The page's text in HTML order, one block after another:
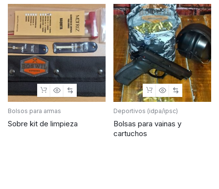
Bolsos para armas
Sobre kit de limpieza
Deportivos (idpa/ipsc)
Bolsas para vainas y
cartuchos